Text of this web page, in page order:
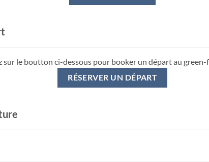
sur le boutton ci-dessous pour booker un départ au green-
RÉSERVER UN DÉPART